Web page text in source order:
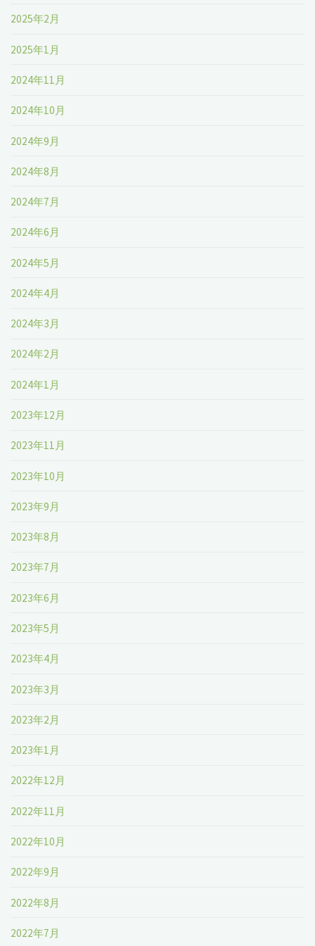
2025年2月
2025年1月
2024年11月
2024年10月
2024年9月
2024年8月
2024年7月
2024年6月
2024年5月
2024年4月
2024年3月
2024年2月
2024年1月
2023年12月
2023年11月
2023年10月
2023年9月
2023年8月
2023年7月
2023年6月
2023年5月
2023年4月
2023年3月
2023年2月
2023年1月
2022年12月
2022年11月
2022年10月
2022年9月
2022年8月
2022年7月